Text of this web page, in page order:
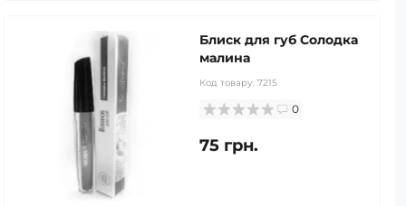
Блиск для губ Солодка
малина
Код товару: 7215
0
75 грн.